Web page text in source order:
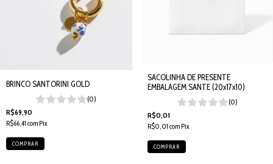
BRINCO SANTORINI GOLD
(0)
R$69,90
R$66,41 com Pix
SACOLINHA DE PRESENTE
EMBALAGEM SANTE (20x17x10)
(0)
R$0,01
R$0,01 com Pix